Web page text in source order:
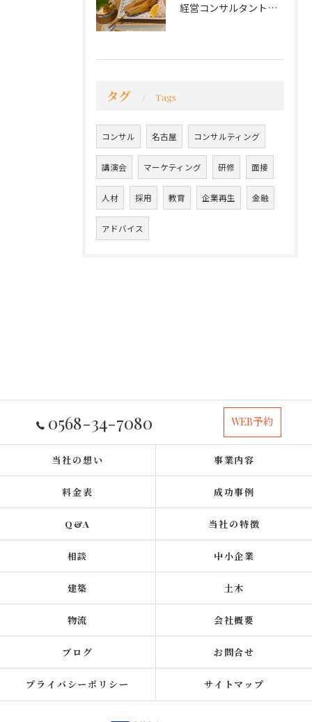
経営コンサルタントのモーちゃん・毛利京申です。
タグ Tags
コンサル 名古屋 コンサルティング
講演会 マーケティング 研修 面接
人材 採用 教育 企業再生 金融
アドバイス
0568-34-7080 WEB予約
当社の想い 事業内容
料金表 成功事例
Q&A 当社の特徴
相談 中小企業
建築 土木
物流 会社概要
ブログ お問合せ
プライバシーポリシー サイトマップ